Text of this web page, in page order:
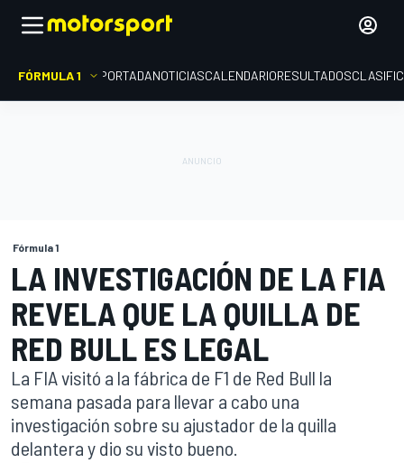
FÓRMULA 1 PORTADANOTICIASCALENDARIORESULTADOS
Fórmula 1
LA INVESTIGACIÓN DE LA FIA
REVELA QUE LA QUILLA DE
RED BULL ES LEGAL
La FIA visitó a la fábrica de F1 de Red Bull la
semana pasada para llevar a cabo una
investigación sobre su ajustador de la quilla
delantera y dio su visto bueno.